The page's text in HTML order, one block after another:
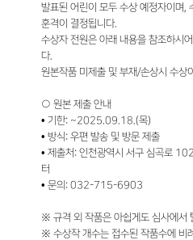
발표된 어린이 모두 수상 예정자이며,
훈격이 결정됩니다.
수상자 전원은 아래 내용을 참조하시
다.
원본작품 미제출 및 부재/손상시 수상
○ 원본 제출 안내
• 기한: ~2025.09.18.(목)
• 방식: 우편 발송 및 방문 제출
• 제출처: 인천광역시 서구 심곡로
터
• 문의: 032-715-6903
※ 규격 외 작품은 아쉽게도 심사에서
※ 수상작 개수는 접수된 작품수에 비